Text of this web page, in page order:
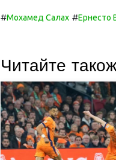
#Мохамед Салах #Ернесто
Читайте